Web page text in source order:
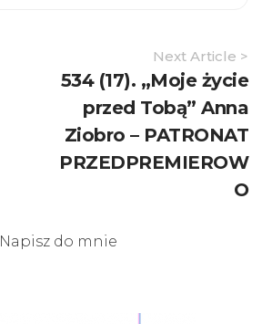
Next Article >
534 (17). „Moje życie
przed Tobą” Anna
Ziobro – PATRONAT
PRZEDPREMIEROW
O
Napisz do mnie